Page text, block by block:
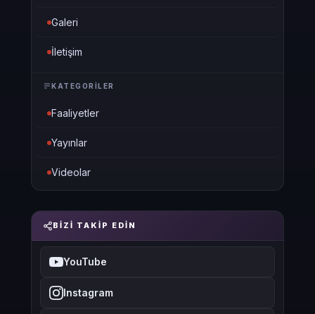
Galeri
İletişim
KATEGORILER
Faaliyetler
Yayınlar
Videolar
BIZI TAKIP EDIN
YouTube
Instagram